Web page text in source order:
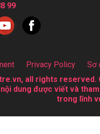
99
Privacy Policy
Sơ
all rights reserved.
dung được viết và
trong lĩnh